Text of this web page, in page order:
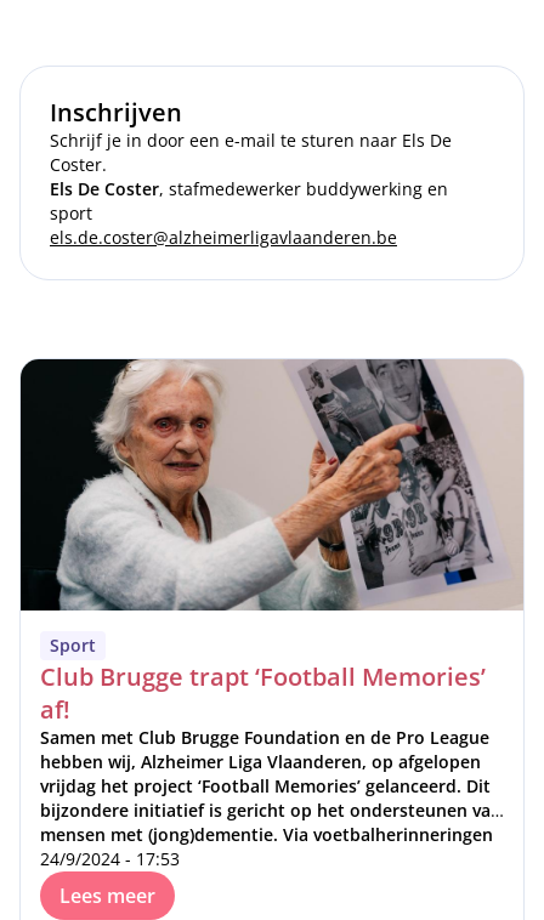
Inschrijven
Schrijf je in door een e-mail te sturen naar Els De
Coster.
Els De Coster, stafmedewerker buddywerking en
sport
els.de.coster@alzheimerligavlaanderen.be
Sport
Club Brugge trapt ‘Football Memories’
af!
Samen met Club Brugge Foundation en de Pro League
hebben wij, Alzheimer Liga Vlaanderen, op afgelopen
vrijdag het project ‘Football Memories’ gelanceerd. Dit
bijzondere initiatief is gericht op het ondersteunen van
mensen met (jong)dementie. Via voetbalherinneringen
geven we hen de kans om samen te komen,
herinneringen op te halen en opnieuw in contact te
komen met anderen.
24/9/2024 - 17:53
Lees meer